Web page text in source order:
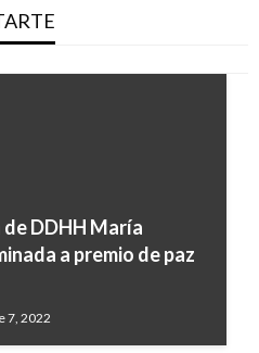
DDHH María
a premio de paz
7, 2022